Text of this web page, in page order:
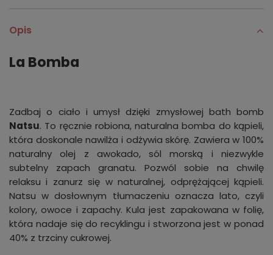
Opis
La Bomba
Zadbaj o ciało i umysł dzięki zmysłowej bath bomb
Natsu. To ręcznie robiona, naturalna bomba do kąpieli,
która doskonale nawilża i odżywia skórę. Zawiera w 100%
naturalny olej z awokado, sól morską i niezwykle
subtelny zapach granatu. Pozwól sobie na chwilę
relaksu i zanurz się w naturalnej, odprężającej kąpieli.
Natsu w dosłownym tłumaczeniu oznacza lato, czyli
kolory, owoce i zapachy. Kula jest zapakowana w folię,
która nadaje się do recyklingu i stworzona jest w ponad
40% z trzciny cukrowej.